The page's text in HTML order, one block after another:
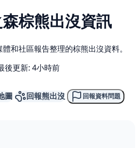
棕熊出沒資訊
和社區報告整理的棕熊出沒資料。
後更新: 4小時前
圖 回報熊出沒 回報資料問題